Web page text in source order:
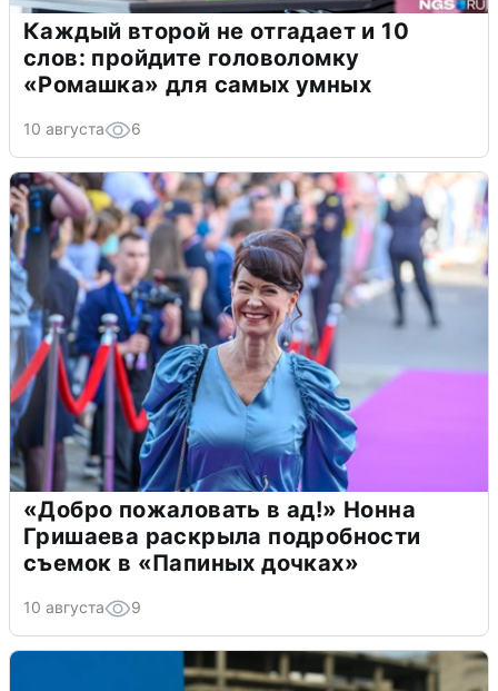
Каждый второй не отгадает и 10
слов: пройдите головоломку
«Ромашка» для самых умных
10 августа 6
«Добро пожаловать в ад!» Нонна
Гришаева раскрыла подробности
съемок в «Папиных дочках»
10 августа 9